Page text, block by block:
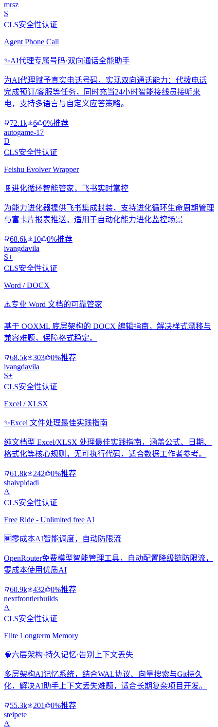
mrsz
S
CLS安全性认证
Agent Phone Call
✨AI代理专属号码·双向通话全能助手
为AI代理赋予真实电话号码，实现双向通话能力：代拨电话
完成预订/客服等任务，同时充当24小时智能接线员接听来
电，支持多语言与自定义应答策略。
72.1k 6
0%推荐
autogame-17
D
CLS安全性认证
Feishu Evolver Wrapper
🧬 进化循环智能管家，飞书实时掌控
为能力进化器提供飞书集成封装，支持进化循环生命周期管理
与富卡片报表推送，适用于自动化能力进化监控场景
68.6k 10
0%推荐
ivangdavila
S+
CLS安全性认证
Word / DOCX
⚠️专业 Word 文档的可靠管家
基于 OOXML 底层架构的 DOCX 编辑指南，解决样式漂移与
兼容难题，保障格式稳定。
68.5k 303
0%推荐
ivangdavila
S+
CLS安全性认证
Excel / XLSX
✨Excel 文件处理最佳实践指南
纯文档型 Excel/XLSX 处理最佳实践指南，涵盖公式、日期、
格式化等核心规则，无可执行代码，适合数据工作者参考。
61.8k 242
0%推荐
shaivpidadi
A
CLS安全性认证
Free Ride - Unlimited free AI
🆓零成本AI智能调度，自动防限流
OpenRouter免费模型智能管理工具，自动配置降级链防限流，
零成本使用优质AI
60.9k 432
0%推荐
nextfrontierbuilds
A
CLS安全性认证
Elite Longterm Memory
🧠六层架构·持久记忆·告别上下文丢失
多层架构AI记忆系统，结合WAL协议、向量搜索与Git持久
化，解决AI助手上下文丢失难题，适合长期复杂项目开发。
55.3k 201
0%推荐
steipete
A